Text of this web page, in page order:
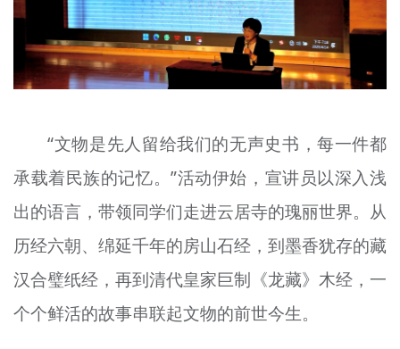
“文物是先人留给我们的无声史书，每一件都
承载着民族的记忆。”活动伊始，宣讲员以深入浅
出的语言，带领同学们走进云居寺的瑰丽世界。从
历经六朝、绵延千年的房山石经，到墨香犹存的藏
汉合璧纸经，再到清代皇家巨制《龙藏》木经，一
个个鲜活的故事串联起文物的前世今生。